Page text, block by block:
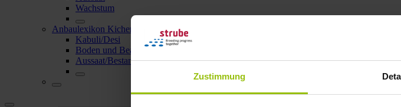
Zustimmung
Wachstum
Anbaulexikon Kichererbse
Kabuli/Desi
Boden und Bearbeitung
Aussaat/Bestandesdichte